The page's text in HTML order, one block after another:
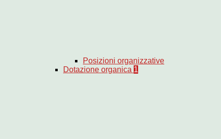
Posizioni organizzative
Dotazione organica 1